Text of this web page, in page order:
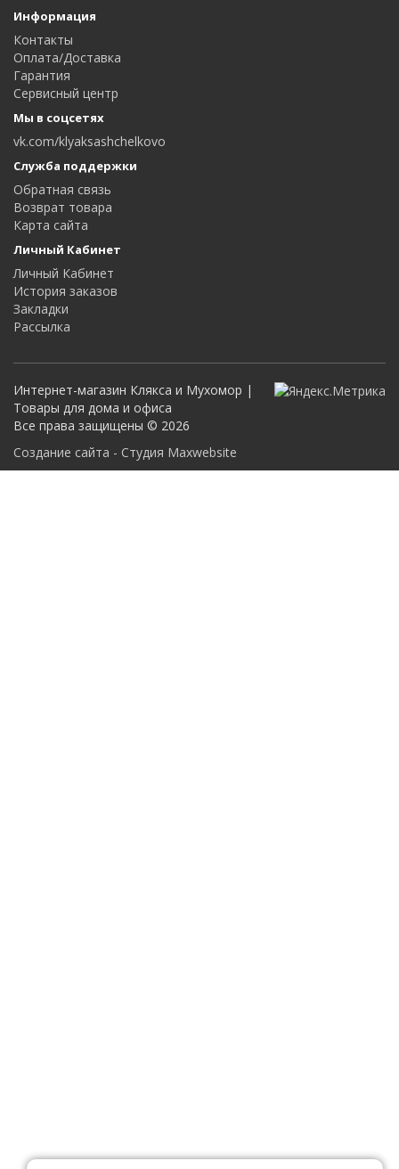
Информация
Контакты
Оплата/Доставка
Гарантия
Сервисный центр
Мы в соцсетях
vk.com/klyaksashchelkovo
Служба поддержки
Обратная связь
Возврат товара
Карта сайта
Личный Кабинет
Личный Кабинет
История заказов
Закладки
Рассылка
Интернет-магазин Клякса и Мухомор |
Товары для дома и офиса
Все права защищены © 2026
Создание сайта - Студия Maxwebsite